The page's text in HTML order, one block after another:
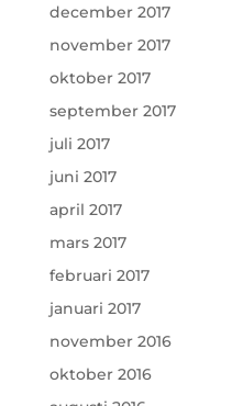
december 2017
november 2017
oktober 2017
september 2017
juli 2017
juni 2017
april 2017
mars 2017
februari 2017
januari 2017
november 2016
oktober 2016